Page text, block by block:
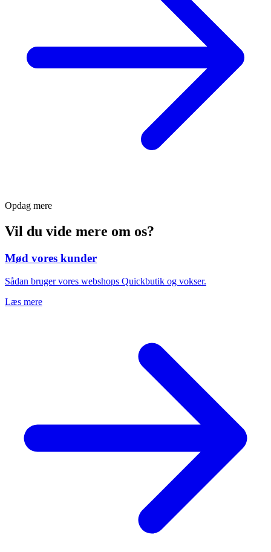
Opdag mere
Vil du vide mere om os?
Mød vores kunder
Sådan bruger vores webshops Quickbutik og vokser.
Læs mere